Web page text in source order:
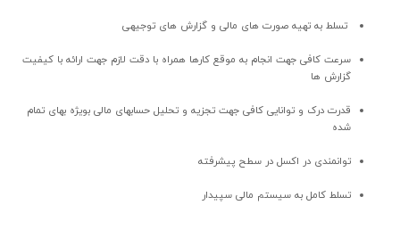
تسلط به تهیه صورت های مالی و گزارش های توجیهی
سرعت کافی جهت انجام به موقع کارها همراه با دقت لازم جهت ارائه با کیفیت
گزارش ها
قدرت درک و توانایی کافی جهت تجزیه و تحلیل حسابهای مالی بویژه بهای تمام
شده
توانمندی در اکسل در سطح پیشرفته
تسلط کامل به سیستم مالی سپیدار